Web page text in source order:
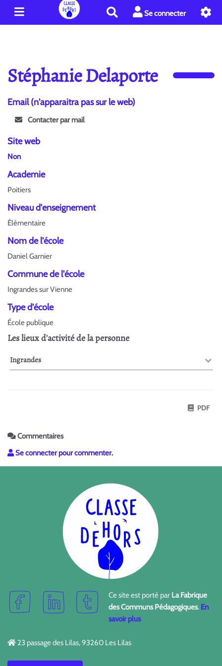
e
c
h
e
Se connecter
Stéphanie Delaporte
Email (n'apparaitra pas sur le web)
Contacter par mail
Site web
Non
Academie
Poitiers
Niveau d'enseignement
Élémentaire
Nom de l'école
Daniel Garnier
Commune de l'école
Ingrandes sur Vienne
Type d'école
École publique
Les lieux d'activité de la personne
Ingrandes
PDF
Commentaires
Se connecter pour commenter.
Ce site est porté par La Fabrique
des Communs Pédagogiques. En
savoir plus
23 passage des Lilas, 93260 Les Lilas